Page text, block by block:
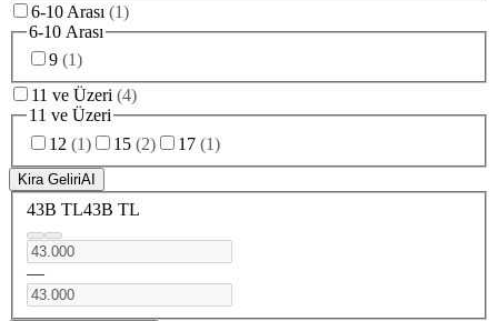
6-10 Arası (1)
6-10 Arası
9 (1)
11 ve Üzeri (4)
11 ve Üzeri
12 (1) 15 (2) 17 (1)
Kira GeliriAI
43B TL43B TL
—